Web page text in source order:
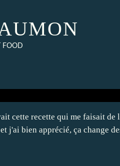
FOOD
cette recette qui me faisait de
j'ai bien apprécié, ça change